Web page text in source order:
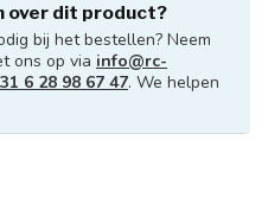
over dit product?
bij het bestellen? Neem
ons op via info@rc-
6 28 98 67 47. We helpen